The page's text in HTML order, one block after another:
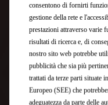
IL CARATTERE
RIVESTIMENTO
NAPPA COLOR
consentono di fornirti
gestione della rete e
prestazioni attraverso varie
risultati di ricerca e, di
nostro sito web potrebbe
pubblicità che sia più
trattati da terze parti situate
Europeo (SEE) che
adeguatezza da parte delle